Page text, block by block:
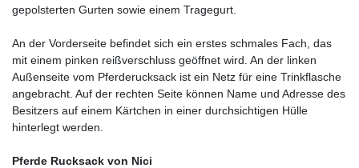
gepolsterten Gurten sowie einem Tragegurt.
An der Vorderseite befindet sich ein erstes schmales Fach, das
mit einem pinken reißverschluss geöffnet wird. An der linken
Außenseite vom Pferderucksack ist ein Netz für eine Trinkflasche
angebracht. Auf der rechten Seite können Name und Adresse des
Besitzers auf einem Kärtchen in einer durchsichtigen Hülle
hinterlegt werden.
Pferde Rucksack von Nici